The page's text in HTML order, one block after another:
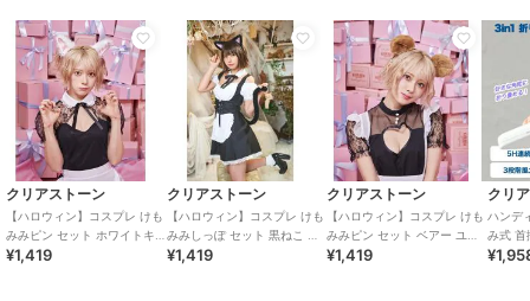
クリアストーン
【ハロウィン】コスプレ けも
みみピン セット ホワイトキ
ャット ユニセックス ホワイ
¥1,419
クリアストーン
【ハロウィン】コスプレ けも
みみしっぽ セット 黒ねこ ユ
ニセックス ブラック
¥1,419
クリアストーン
【ハロウィン】コスプレ けも
みみピン セット ベアー ユニ
セックス ブラウン
¥1,419
クリ
ハンデ
み式 首
デザイ